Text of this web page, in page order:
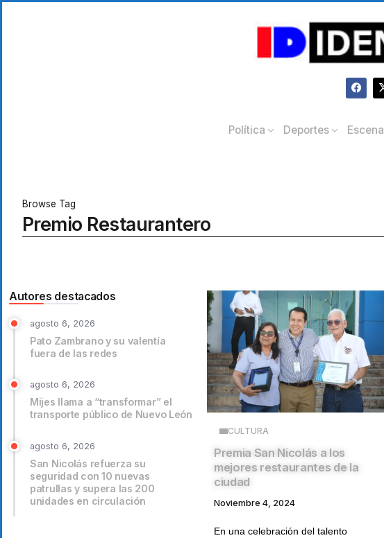
Política Deportes Escena
Browse Tag
Premio Restaurantero
Autores destacados
agosto 6, 2026
Pato Zambrano y su valentía
fuera de las redes
agosto 6, 2026
Mijes llama a “transformar” el
transporte público de Nuevo León
agosto 6, 2026
San Nicolás refuerza su
seguridad con 10 nuevas
patrullas y supera las 200
unidades en circulación
CULTURA
Premia San Nicolás a los
mejores restaurantes de la
ciudad
Noviembre 4, 2024
En una celebración del talento